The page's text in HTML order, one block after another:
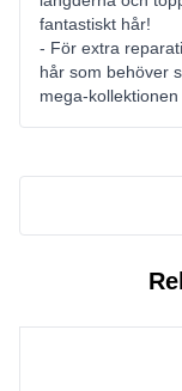
fantastiskt hår!
- För extra
hår som behöver
mega-kollektionen